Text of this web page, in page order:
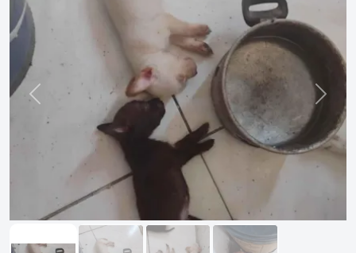
Previous Next